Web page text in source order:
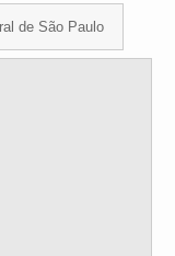
de São Paulo